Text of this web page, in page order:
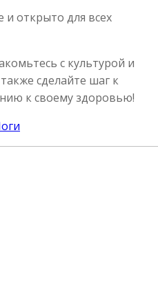
и открыто для всех
с культурой и
сделайте шаг к
к своему здоровью!